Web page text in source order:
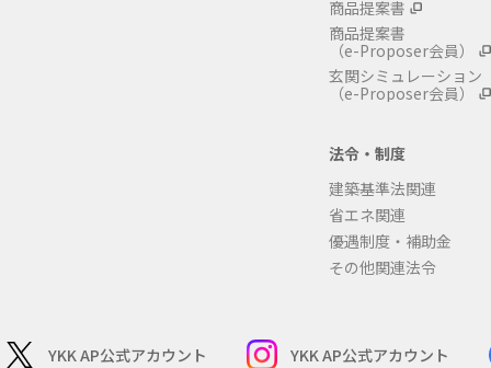
商品提案書
商品提案書
（e-Proposer会員）
玄関シミュレーション
（e-Proposer会員）
法令・制度
建築基準法関連
省エネ関連
優遇制度・補助金
その他関連法令
YKK AP公式アカウント YKK AP公式アカウント